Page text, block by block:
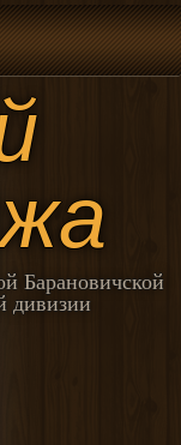
Барановичской
дивизии